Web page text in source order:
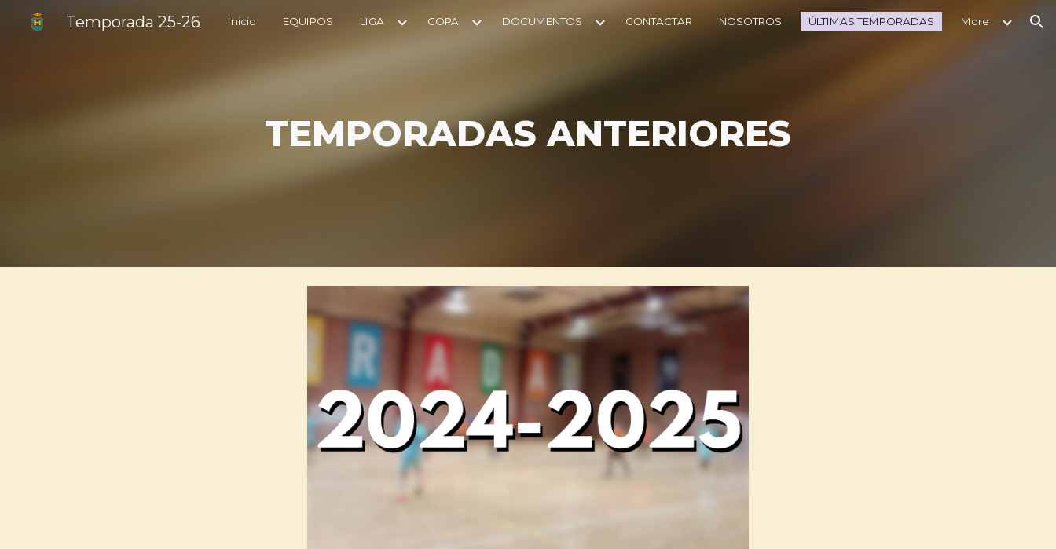
Skip to main content Skip to navigation
Temporada 25-26 Inicio EQUIPOS LIGA COPA DOCUMENTOS CONTACTAR NOSOTROS ÚLTIMAS TEMPORADAS More
TEMPORADAS ANTERIORES